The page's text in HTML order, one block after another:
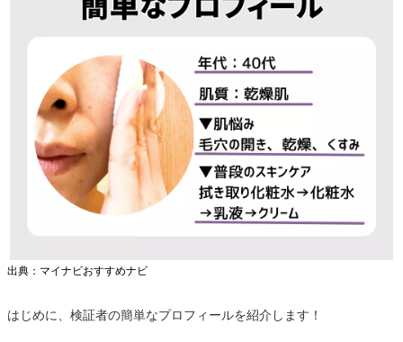
出典：マイナビおすすめナビ
はじめに、検証者の簡単なプロフィールを紹介します！